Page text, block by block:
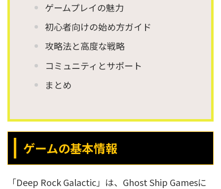
ゲームプレイの魅力
初心者向けの始め方ガイド
攻略法と高度な戦略
コミュニティとサポート
まとめ
ゲームの基本情報
「Deep Rock Galactic」は、Ghost Ship Gamesに